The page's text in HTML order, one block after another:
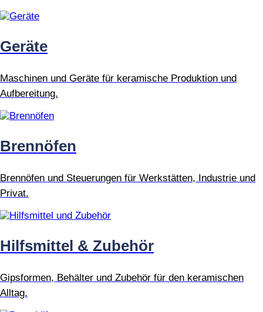
Geräte
Maschinen und Geräte für keramische Produktion und
Aufbereitung.
Brennöfen
Brennöfen und Steuerungen für Werkstätten, Industrie und
Privat.
Hilfsmittel & Zubehör
Gipsformen, Behälter und Zubehör für den keramischen
Alltag.